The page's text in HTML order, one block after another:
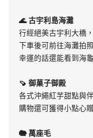
🌊 古宇利島海灘
行經絕美古宇利大橋
下車後可前往海灘拍
幸運的話還能看到海龜
🍠 御菓子御殿
各式沖繩紅芋甜點與
購物還可獲得小點心
🐘 萬座毛